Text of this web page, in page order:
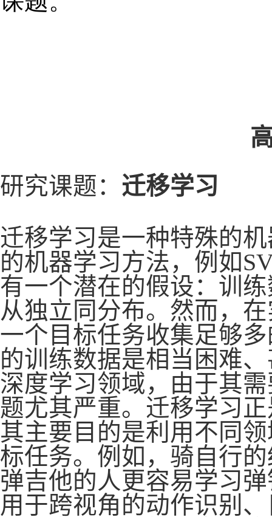
研究课题 ： 迁移学习
迁移学习是一种特殊的
的机器学习方法，例如
有一个潜在的假设：训
从独立同分布。然而，
一个目标任务收集足够
的训练数据是相当困难
深度学习领域，由于其
题尤其严重。迁移学习
其主要目的是利用不同
标任务。例如，骑自行
弹吉他的人更容易学习
用于跨视角的动作识别